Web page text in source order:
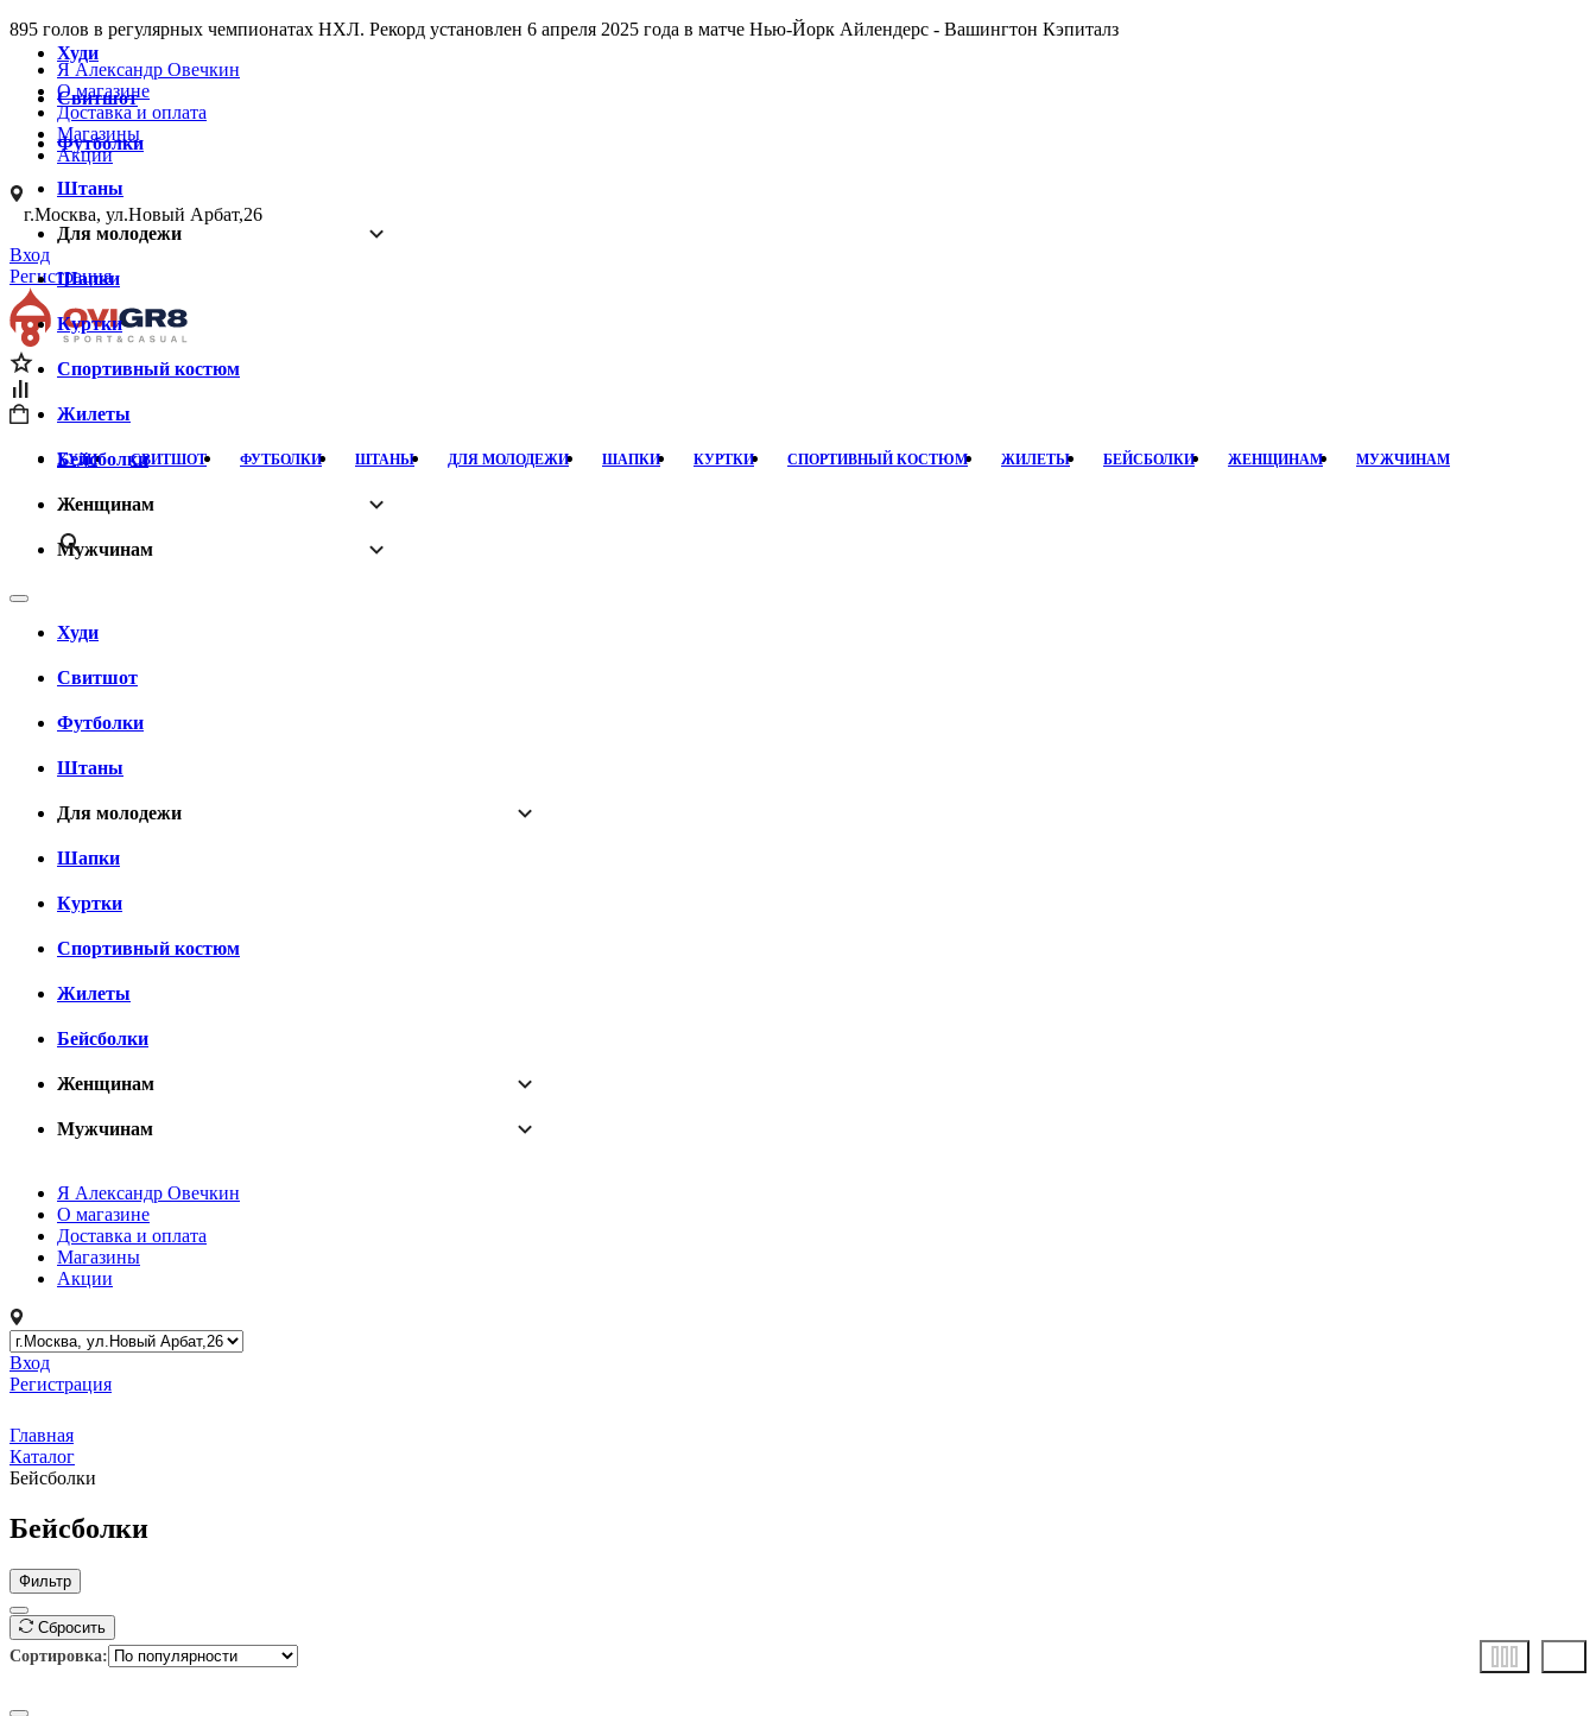
895 голов в регулярных чемпионатах НХЛ. Рекорд установлен 6 апреля 2025 года в матче Нью-Йорк Айлендерс - Вашингтон Кэпиталз
Я Александр Овечкин
О магазине
Доставка и оплата
Магазины
Акции
г.Москва, ул.Новый Арбат,26
Вход
Регистрация
ХУДИ СВИТШОТ ФУТБОЛКИ ШТАНЫ ДЛЯ МОЛОДЕЖИ ШАПКИ КУРТКИ СПОРТИВНЫЙ КОСТЮМ ЖИЛЕТЫ БЕЙСБОЛКИ ЖЕНЩИНАМ МУЖЧИНАМ
Худи
Свитшот
Футболки
Штаны
Для молодежи
Шапки
Куртки
Спортивный костюм
Жилеты
Бейсболки
Женщинам
Мужчинам
Я Александр Овечкин
О магазине
Доставка и оплата
Магазины
Акции
Вход
Регистрация
Главная
Каталог
Бейсболки
Бейсболки
Худи
Свитшот
Футболки
Штаны
Для молодежи
Шапки
Куртки
Спортивный костюм
Жилеты
Бейсболки
Женщинам
Мужчинам
Фильтр
Сбросить
Сортировка: